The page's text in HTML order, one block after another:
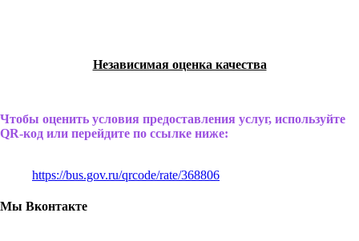
Независимая оценка качества
Чтобы оценить условия предоставления услуг, используйте
QR-код или перейдите по ссылке ниже:
https://bus.gov.ru/qrcode/rate/368806
Мы Вконтакте